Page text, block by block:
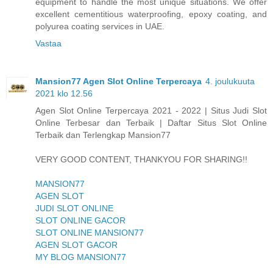
excellent cementitious waterproofing, epoxy coating, and
polyurea coating services in UAE.
Vastaa
Mansion77 Agen Slot Online Terpercaya 4. joulukuuta
2021 klo 12.56
Agen Slot Online Terpercaya 2021 - 2022 | Situs Judi Slot
Online Terbesar dan Terbaik | Daftar Situs Slot Online
Terbaik dan Terlengkap Mansion77
VERY GOOD CONTENT, THANKYOU FOR SHARING!!
MANSION77
AGEN SLOT
JUDI SLOT ONLINE
SLOT ONLINE GACOR
SLOT ONLINE MANSION77
AGEN SLOT GACOR
MY BLOG MANSION77